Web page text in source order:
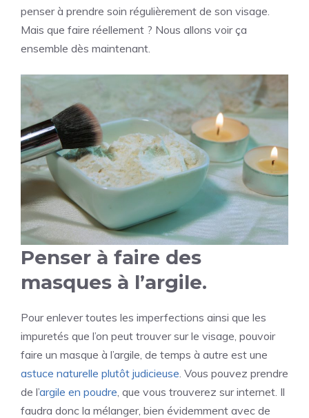
penser à prendre soin régulièrement de son visage.
Mais que faire réellement ? Nous allons voir ça
ensemble dès maintenant.
Penser à faire des
masques à l’argile.
Pour enlever toutes les imperfections ainsi que les
impuretés que l’on peut trouver sur le visage, pouvoir
faire un masque à l’argile, de temps à autre est une
astuce naturelle plutôt judicieuse . Vous pouvez prendre
de l’argile en poudre , que vous trouverez sur internet. Il
faudra donc la mélanger, bien évidemment avec de